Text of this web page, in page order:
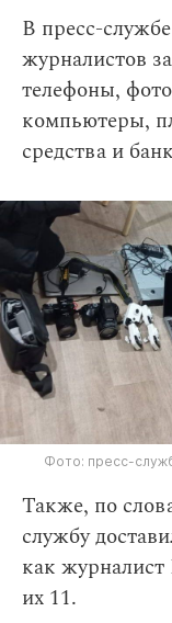
В пресс-
журналистов
телефоны,
компьютеры,
средства и
Фото: пресс-
Также, по
службу
как
их 11.